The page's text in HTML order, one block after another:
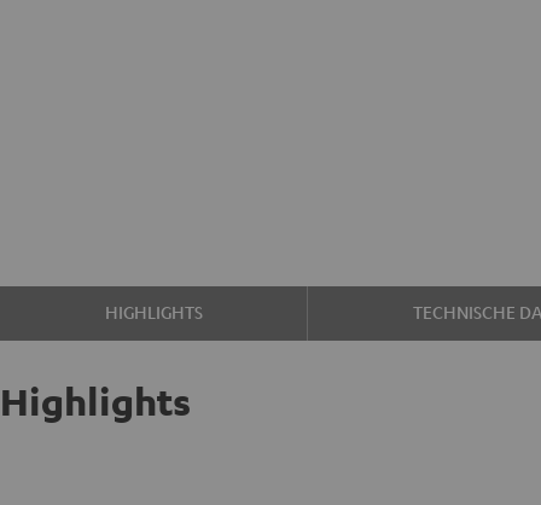
HIGHLIGHTS TECHNISCHE
Highlights